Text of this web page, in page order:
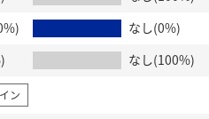
なし(0%)
なし(100%)
ン